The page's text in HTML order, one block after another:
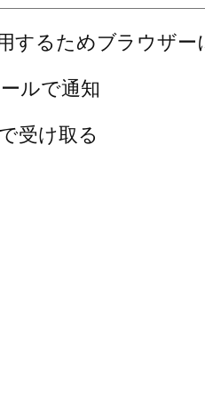
するためブラウザ
ルで通知
受け取る